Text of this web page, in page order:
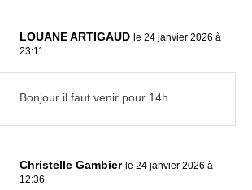
LOUANE ARTIGAUD le 24 janvier 2026 à
23:11
Bonjour il faut venir pour 14h
Christelle Gambier le 24 janvier 2026 à
12:36